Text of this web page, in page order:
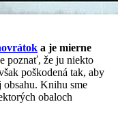
a je mierne
poznať, že ju niekto
poškodená tak, aby
Knihu sme
obaloch